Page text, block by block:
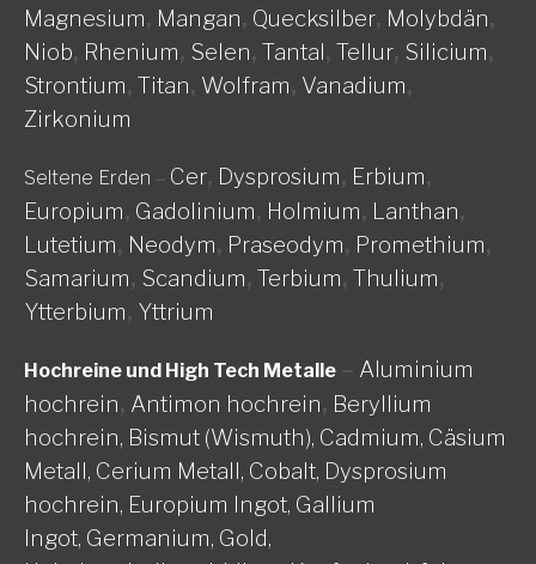
Magnesium, Mangan, Quecksilber, Molybdän,
Niob, Rhenium, Selen, Tantal, Tellur, Silicium,
Strontium, Titan, Wolfram, Vanadium,
Zirkonium
Seltene Erden – Cer, Dysprosium, Erbium,
Europium, Gadolinium, Holmium, Lanthan,
Lutetium, Neodym, Praseodym, Promethium,
Samarium, Scandium, Terbium, Thulium,
Ytterbium, Yttrium
Hochreine und High Tech Metalle – Aluminium
hochrein, Antimon hochrein, Beryllium
hochrein, Bismut (Wismuth), Cadmium, Cäsium
Metall, Cerium Metall, Cobalt, Dysprosium
hochrein, Europium Ingot, Gallium
Ingot, Germanium, Gold,